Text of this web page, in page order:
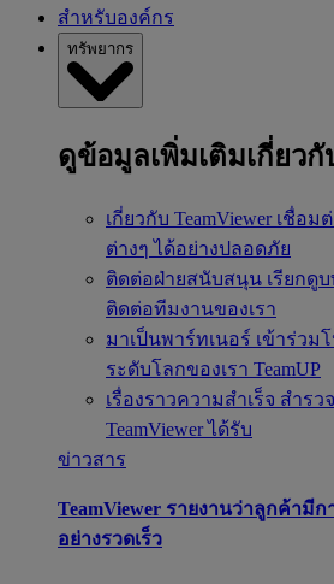
สำหรับองค์กร
ทรัพยากร
ดูข้อมูลเพิ่มเติมเกี่ยวกั
เกี่ยวกับ TeamViewer เชื่อม
ต่างๆ ได้อย่างปลอดภัย
ติดต่อฝ่ายสนับสนุน เรียกดู
ติดต่อทีมงานของเรา
มาเป็นพาร์ทเนอร์ เข้าร่วม
ระดับโลกของเรา TeamUP
เรื่องราวความสำเร็จ สำรว
TeamViewer ได้รับ
ข่าวสาร
TeamViewer รายงานว่าลูกค้ามี
อย่างรวดเร็ว